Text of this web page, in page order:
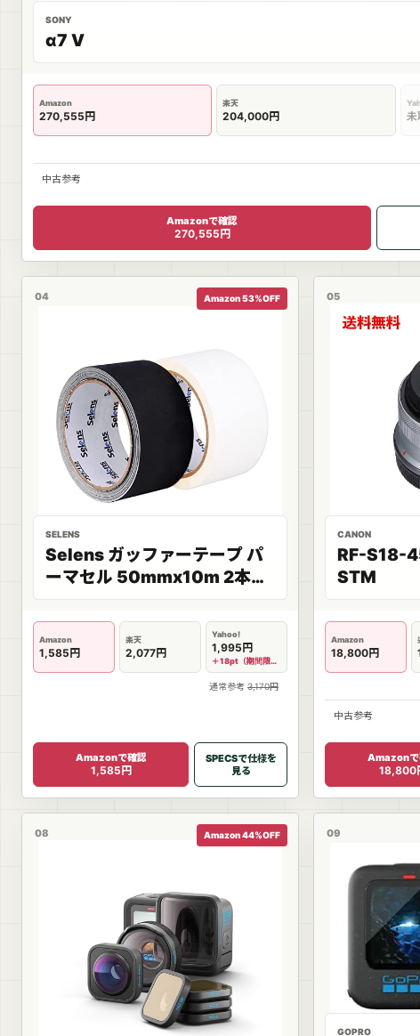
SONY
α7 V
Amazon
270,555円
楽天
204,000円 未
中古参考
Amazonで確認
270,555円
04 Amazon 53%OFF
SELENS
Selens ガッファーテープ パ
ーマセル 50mmx10m 2本セ
ット ホワイト/ブラック ビデ
オ/パーティーの撮影 舞台な
ど適用
Amazon
1,585円
楽天
2,077円
Yahoo!
1,995円
＋18pt（期間限定）
通常参考 3,170円
Amazonで確認
1,585円
SPECSで仕様を
見る
05
CANON
RF-S18-
STM
Amazon
18,800円
中古参考
Amazonで
18,800
08 Amazon 44%OFF 09
GOPRO